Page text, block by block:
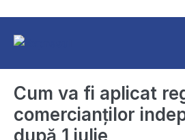
content
Cum va fi aplicat
comercianților
după 1 iulie